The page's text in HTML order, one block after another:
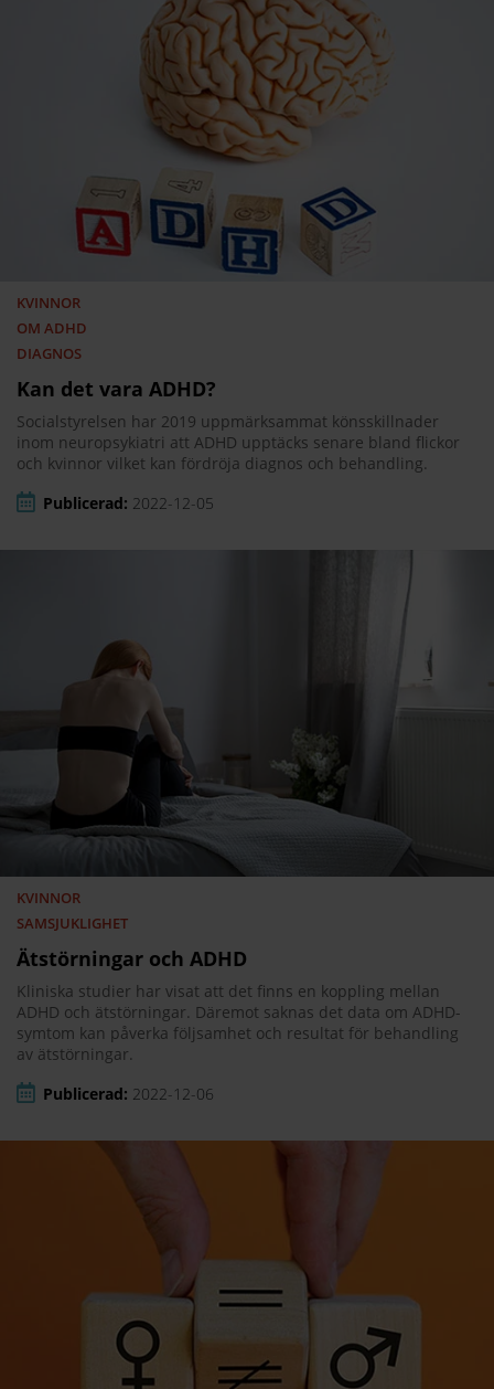
KVINNOR
OM ADHD
DIAGNOS
Kan det vara ADHD?
Socialstyrelsen har 2019 uppmärksammat könsskillnader
inom neuropsykiatri att ADHD upptäcks senare bland flickor
och kvinnor vilket kan fördröja diagnos och behandling.
Publicerad: 2022-12-05
KVINNOR
SAMSJUKLIGHET
Ätstörningar och ADHD
Kliniska studier har visat att det finns en koppling mellan
ADHD och ätstörningar. Däremot saknas det data om ADHD-
symtom kan påverka följsamhet och resultat för behandling
av ätstörningar.
Publicerad: 2022-12-06